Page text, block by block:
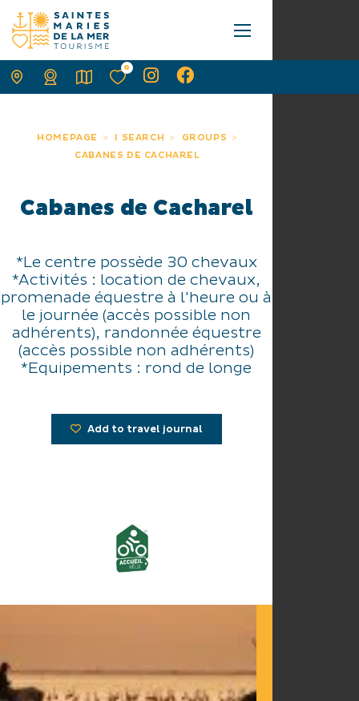
HOMEPAGE I SEARCH
GROUPS
CABANES DE CACHAREL
Cabanes de Cacharel
*Le centre possède 30 chevaux
*Activités : location de chevaux,
promenade équestre à l'heure ou à
le journée (accès possible non
adhérents), randonnée équestre
(accès possible non adhérents)
*Equipements : rond de longe
Add to travel journal
0